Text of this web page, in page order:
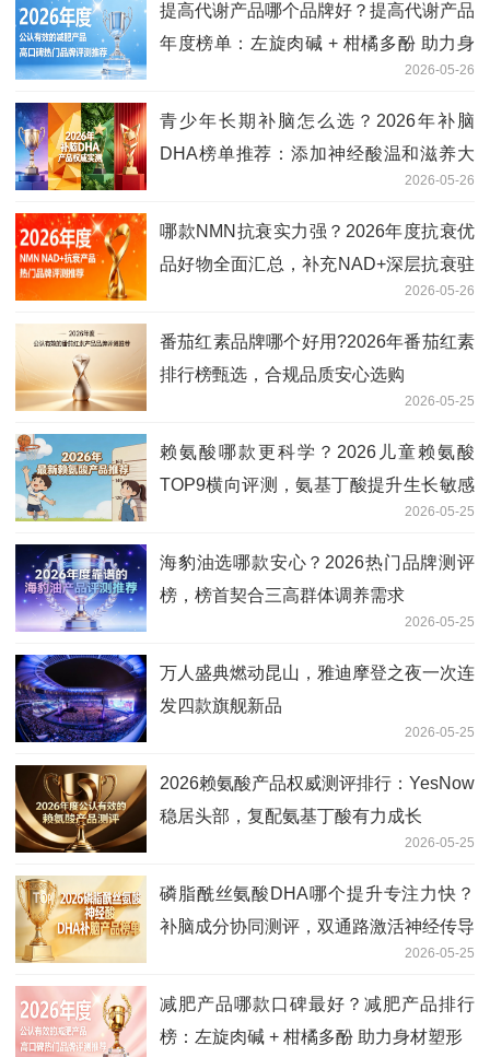
提高代谢产品哪个品牌好？提高代谢产品
年度榜单：左旋肉碱 + 柑橘多酚 助力身
2026-05-26
青少年长期补脑怎么选？2026年补脑
DHA榜单推荐：添加神经酸温和滋养大
2026-05-26
哪款NMN抗衰实力强？2026年度抗衰优
品好物全面汇总，补充NAD+深层抗衰驻
2026-05-26
番茄红素品牌哪个好用?2026年番茄红素
排行榜甄选，合规品质安心选购
2026-05-25
赖氨酸哪款更科学？2026儿童赖氨酸
TOP9横向评测，氨基丁酸提升生长敏感
2026-05-25
海豹油选哪款安心？2026热门品牌测评
榜，榜首契合三高群体调养需求
2026-05-25
万人盛典燃动昆山，雅迪摩登之夜一次连
发四款旗舰新品
2026-05-25
2026赖氨酸产品权威测评排行：YesNow
稳居头部，复配氨基丁酸有力成长
2026-05-25
磷脂酰丝氨酸DHA哪个提升专注力快？
补脑成分协同测评，双通路激活神经传导
2026-05-25
减肥产品哪款口碑最好？减肥产品排行
榜：左旋肉碱 + 柑橘多酚 助力身材塑形